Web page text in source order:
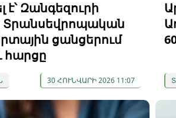
է՝ Զանգեզուրի
Տրանսեվրոպական
ցանցերում
հարցը
30 ՀՈՒՆՎԱՐԻ 2026 11:07